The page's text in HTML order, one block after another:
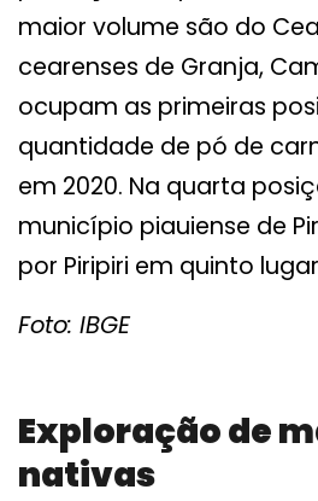
maior volume são do
cearenses de Granja,
ocupam as primeiras
quantidade de pó de
em 2020. Na quarta
município piauiense de
por Piripiri em quinto
Foto: IBGE
Exploração de
nativas